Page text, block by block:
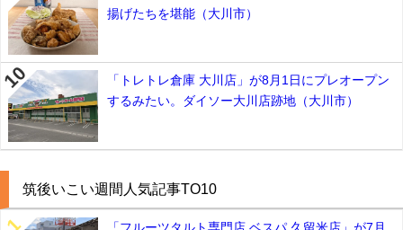
揚げたちを堪能（大川市）
「トレトレ倉庫 大川店」が8月1日にプレオープン
するみたい。ダイソー大川店跡地（大川市）
筑後いこい週間人気記事TO10
「フルーツタルト専門店 ベスパ 久留米店」が7月